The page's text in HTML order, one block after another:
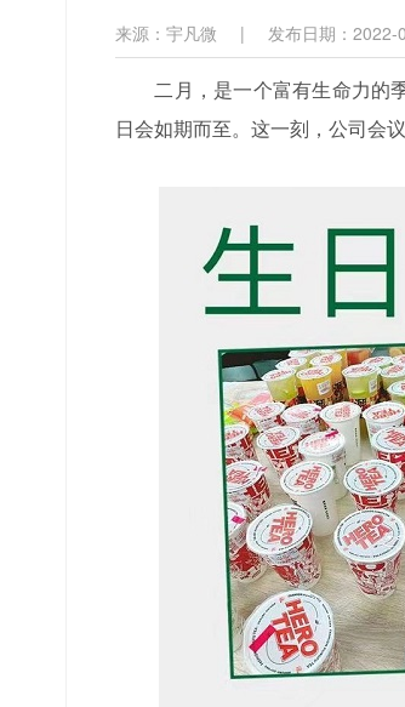
来源：宇凡微 | 发布日期：2022-
二月，是一个富有生命力的季
日会如期而至。这一刻，公司会